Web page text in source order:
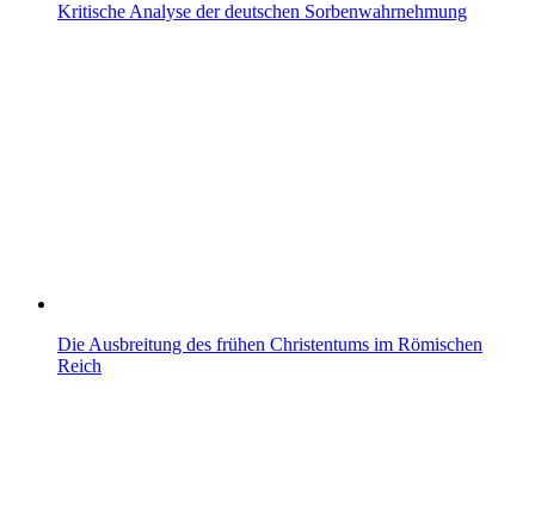
Kritische Analyse der deutschen Sorbenwahrnehmung
Die Ausbreitung des frühen Christentums im Römischen
Reich